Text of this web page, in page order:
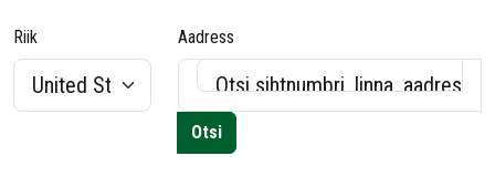
Riik Aadress
Otsi